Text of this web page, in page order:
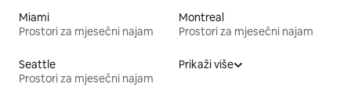
Miami
Prostori za mjesečni najam
Montreal
Prostori za mjesečni najam
Seattle
Prostori za mjesečni najam
Prikaži više